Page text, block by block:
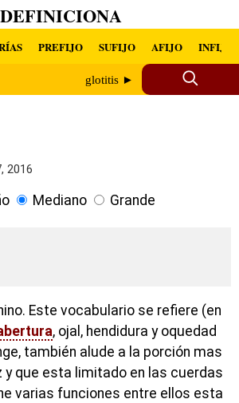
DEFINICIONA
PREFIJO SUFIJO AFIJO INFIJO
glotitis ►
2016
Mediano Grande
Este vocabulario se refiere (en
, ojal, hendidura y oquedad
también alude a la porción mas
y que esta limitado en las cuerdas
varias funciones entre ellos esta